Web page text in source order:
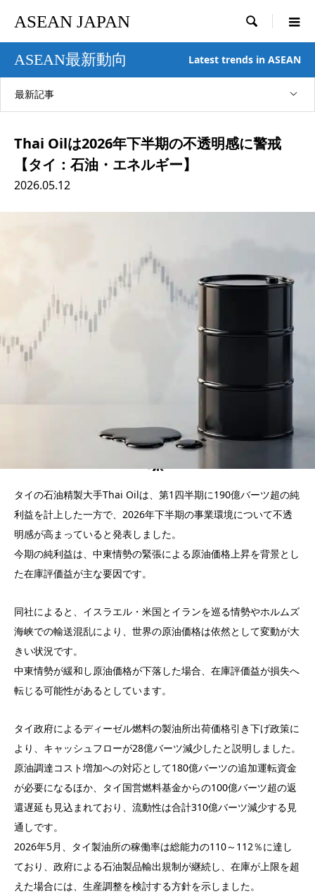
ASEAN JAPAN 
ASEAN最新動向 Latest trends in ASEAN
最新記事
Thai Oilは2026年下半期の不透明感に警戒
【タイ：石油・エネルギー】
2026.05.12
タイの石油精製大手Thai Oilは、第1四半期に190億バーツ超の純
利益を計上した一方で、2026年下半期の事業環境について不透
明感が高まっていると発表しました。
今期の純利益は、中東情勢の緊張による原油価格上昇を背景とし
た在庫評価益が主な要因です。
同社によると、イスラエル・米国とイランを巡る情勢やホルムズ
海峡での輸送混乱により、世界の原油価格は依然として変動が大
きい状況です。
中東情勢が緩和し原油価格が下落した場合、在庫評価益が損失へ
転じる可能性があるとしています。
タイ政府によるディーゼル燃料の製油所出荷価格引き下げ政策に
より、キャッシュフローが28億バーツ減少したと説明しました。
原油調達コスト増加への対応として180億バーツの追加運転資金
が必要になるほか、タイ国営燃料基金からの100億バーツ超の返
還遅延も見込まれており、流動性は合計310億バーツ減少する見
通しです。
2026年5月、タイ製油所の稼働率は総能力の110～112％に達し
ており、政府による石油製品輸出規制が継続し、在庫が上限を超
えた場合には、生産調整を検討する方針を示しました。